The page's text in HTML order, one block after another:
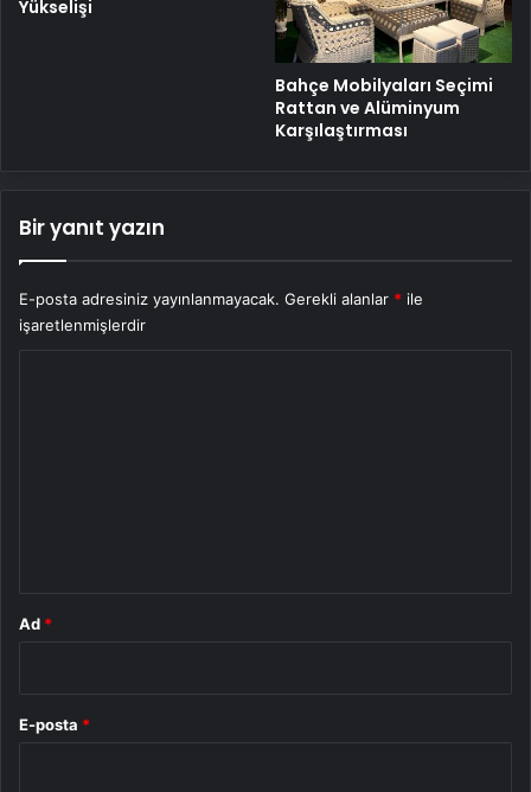
Yükselişi
Bahçe Mobilyaları Seçimi
Rattan ve Alüminyum
Karşılaştırması
Bir yanıt yazın
E-posta adresiniz yayınlanmayacak. Gerekli alanlar * ile
işaretlenmişlerdir
Ad *
E-posta *